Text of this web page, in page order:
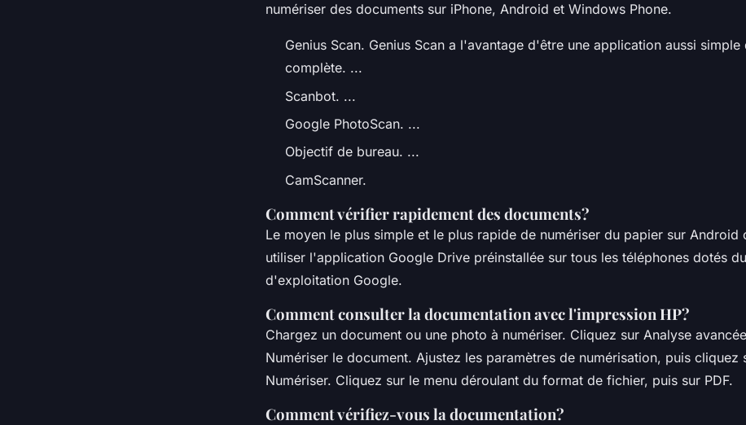
numériser des documents sur iPhone, Android et Windows Phone.
Genius Scan. Genius Scan a l'avantage d'être une application aussi simple
complète. ...
Scanbot. ...
Google PhotoScan. ...
Objectif de bureau. ...
CamScanner.
Comment vérifier rapidement des documents?
Le moyen le plus simple et le plus rapide de numériser du papier sur Android
utiliser l'application Google Drive préinstallée sur tous les téléphones dotés
d'exploitation Google.
Comment consulter la documentation avec l'impression HP?
Chargez un document ou une photo à numériser. Cliquez sur Analyse
Numériser le document. Ajustez les paramètres de numérisation, puis cliquez
Numériser. Cliquez sur le menu déroulant du format de fichier, puis sur PDF.
Comment vérifiez-vous la documentation?